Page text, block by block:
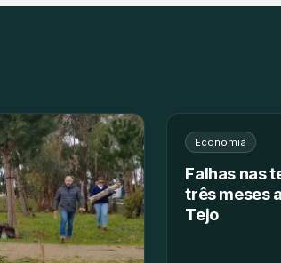
Economia
Falhas nas
três meses
Tejo